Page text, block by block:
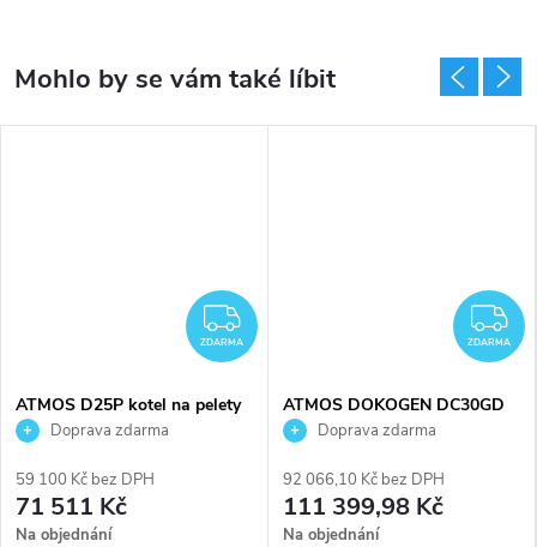
ZDARMA
ZDARMA
ATMOS D25P kotel na pelety
24 kW, zplyňovací
Doprava zdarma
59 100 Kč bez DPH
71 511 Kč
Na objednání
ZDARMA
ATMOS DOKOGEN DC30GD
kotel na dřevo 29,8 kW,
Doprava zdarma
92 066,10 Kč bez DPH
111 399,98 Kč
Na objednání